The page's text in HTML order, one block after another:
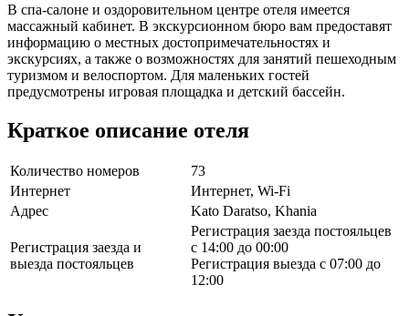
В спа-салоне и оздоровительном центре отеля имеется
массажный кабинет. В экскурсионном бюро вам предоставят
информацию о местных достопримечательностях и
экскурсиях, а также о возможностях для занятий пешеходным
туризмом и велоспортом. Для маленьких гостей
предусмотрены игровая площадка и детский бассейн.
Краткое описание отеля
Количество номеров
73
Интернет
Интернет, Wi-Fi
Адрес
Kato Daratso, Khania
Регистрация заезда и
выезда постояльцев
Регистрация заезда постояльцев
с 14:00 до 00:00
Регистрация выезда с 07:00 до
12:00